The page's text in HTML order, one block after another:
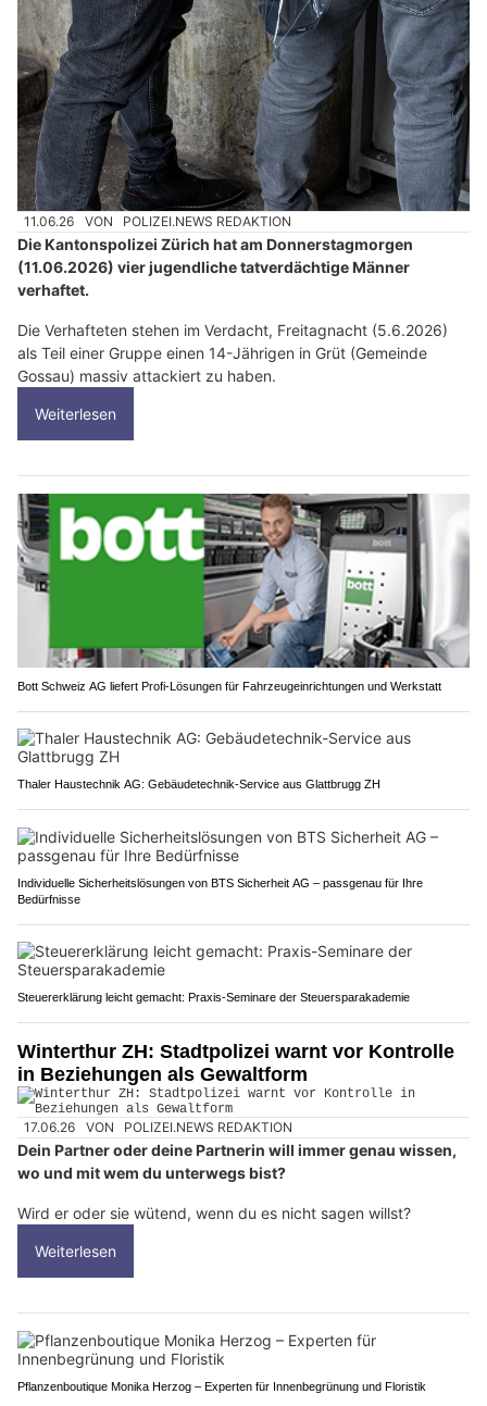
11.06.26 VON POLIZEI.NEWS REDAKTION
Die Kantonspolizei Zürich hat am Donnerstagmorgen
(11.06.2026) vier jugendliche tatverdächtige Männer
verhaftet.
Die Verhafteten stehen im Verdacht, Freitagnacht (5.6.2026)
als Teil einer Gruppe einen 14-Jährigen in Grüt (Gemeinde
Gossau) massiv attackiert zu haben.
Weiterlesen
Bott Schweiz AG liefert Profi-Lösungen für Fahrzeugeinrichtungen und Werkstatt
Thaler Haustechnik AG: Gebäudetechnik-Service aus Glattbrugg ZH
Individuelle Sicherheitslösungen von BTS Sicherheit AG – passgenau für Ihre
Bedürfnisse
Steuererklärung leicht gemacht: Praxis-Seminare der Steuersparakademie
Winterthur ZH: Stadtpolizei warnt vor Kontrolle
in Beziehungen als Gewaltform
17.06.26 VON POLIZEI.NEWS REDAKTION
Dein Partner oder deine Partnerin will immer genau wissen,
wo und mit wem du unterwegs bist?
Wird er oder sie wütend, wenn du es nicht sagen willst?
Weiterlesen
Pflanzenboutique Monika Herzog – Experten für Innenbegrünung und Floristik